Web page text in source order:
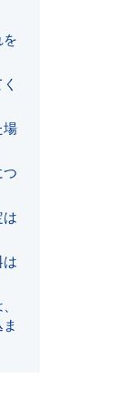
を
場
つ
は
は